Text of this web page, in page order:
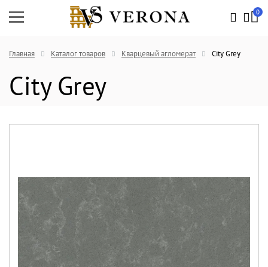
0
Главная Каталог товаров Кварцевый агломерат City Grey
City Grey